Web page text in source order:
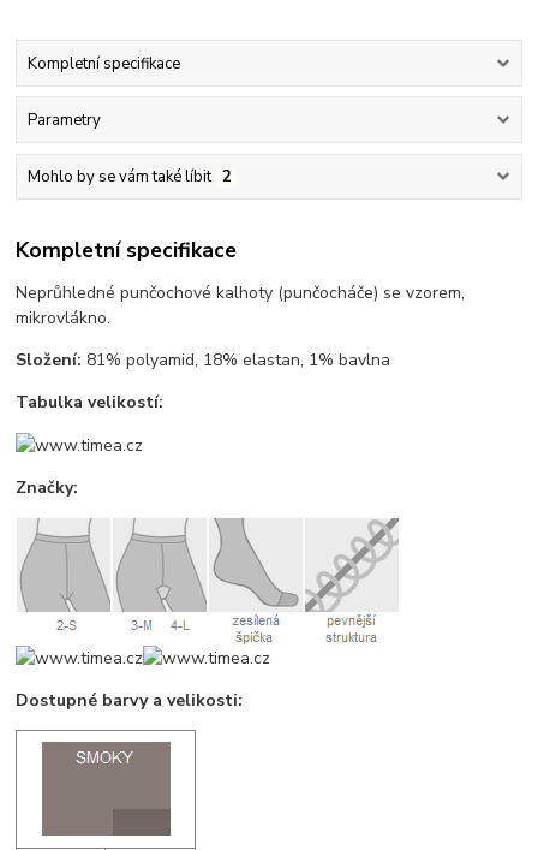
Kompletní specifikace
Parametry
Mohlo by se vám také líbit 2
Kompletní specifikace
Neprůhledné punčochové kalhoty (punčocháče) se vzorem,
mikrovlákno.
Složení: 81% polyamid, 18% elastan, 1% bavlna
Tabulka velikostí:
Značky:
Dostupné barvy a velikosti: